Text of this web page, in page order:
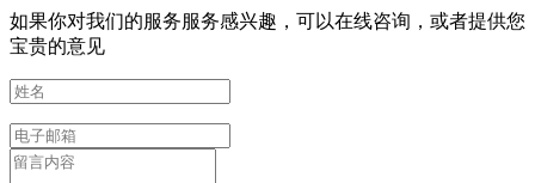
如果你对我们的服务服务感兴趣，可以在线咨询，或者提供您
宝贵的意见